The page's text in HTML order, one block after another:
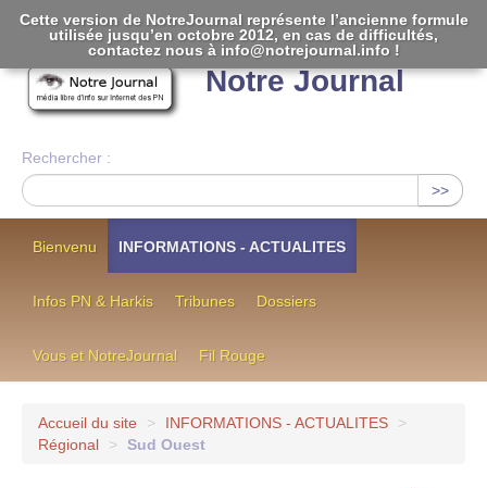
Notre Journal
Rechercher :
>>
Bienvenu INFORMATIONS - ACTUALITES
Infos PN & Harkis Tribunes Dossiers
Vous et NotreJournal Fil Rouge
Accueil du site > INFORMATIONS - ACTUALITES
>
Régional
> Sud Ouest
Cette version de NotreJournal représente l’ancienne formule
utilisée jusqu’en octobre 2012, en cas de difficultés,
contactez nous à info@notrejournal.info !